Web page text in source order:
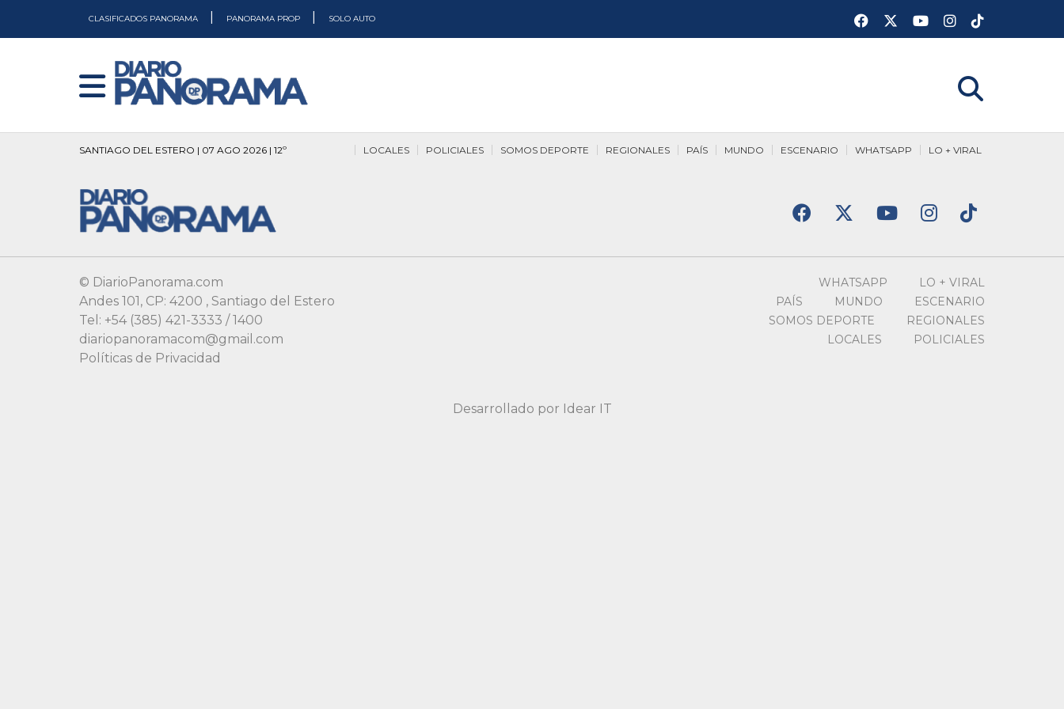
CLASIFICADOS PANORAMA PANORAMA PROP SOLO AUTO
SANTIAGO DEL ESTERO | 07 AGO 2026 | 12º LO + VIRAL
WHATSAPP
ESCENARIO
MUNDO
PAÍS
REGIONALES
SOMOS DEPORTE
POLICIALES
LOCALES
© DiarioPanorama.com
Andes 101, CP: 4200 , Santiago del Estero
Tel: +54 (385) 421-3333 / 1400
diariopanoramacom@gmail.com
Políticas de Privacidad
LO + VIRAL
WHATSAPP
ESCENARIO
MUNDO
PAÍS
REGIONALES
SOMOS DEPORTE
POLICIALES
LOCALES
Desarrollado por Idear IT